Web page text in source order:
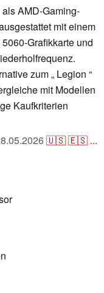
AMD-Gaming-
mit einem
Grafikkarte und
zum „ Legion “
mit Modellen
Kaufkriterien
🇺🇸🇪🇸 ...